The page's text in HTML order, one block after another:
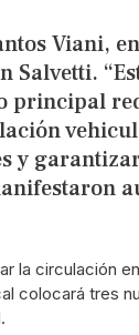
Viani,
Salvetti.
principal
y
la circulación
colocará tres